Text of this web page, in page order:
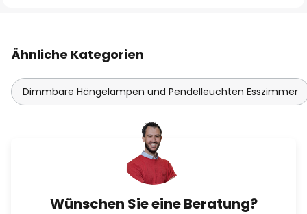
Ähnliche Kategorien
Dimmbare Hängelampen und Pendelleuchten Esszimmer
Wünschen Sie eine Beratung?